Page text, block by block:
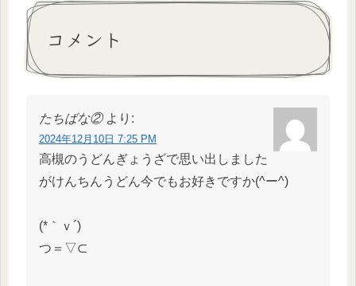
コメント
たちばな② より:
2024年12月10日 7:25 PM
高槻のうどんぎょうざで思い出しました
がけんちんうどん今でもお好きですか(^ー^)
(*｀ｖ´)
つ＝▽⊂